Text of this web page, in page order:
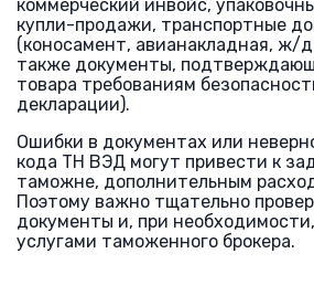
коммерческий инвойс,
купли-продажи, транспортные
(коносамент, авианакладная, ж/
также документы,
товара требованиям
декларации).
Ошибки в документах или
кода ТН ВЭД могут привести к
таможне, дополнительным
Поэтому важно тщательно
документы и, при
услугами таможенного брокера.